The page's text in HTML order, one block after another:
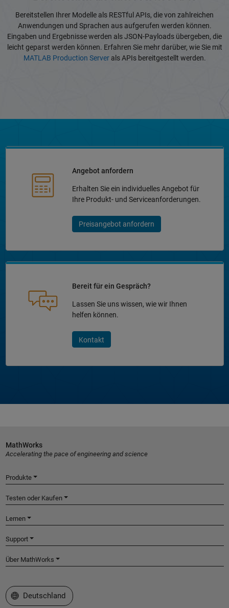
Bereitstellen Ihrer Modelle als RESTful APIs, die von zahlreichen
Anwendungen und Sprachen aus aufgerufen werden können.
Eingaben und Ergebnisse werden als JSON-Payloads übergeben, die
leicht geparst werden können. Erfahren Sie mehr darüber, wie Sie mit
MATLAB Production Serverals APIs bereitgestellt werden.
Angebot anfordern
Erhalten Sie ein individuelles Angebot für
Ihre Produkt- und Serviceanforderungen.
Preisangebot anfordern
Bereit für ein Gespräch?
Lassen Sie uns wissen, wie wir Ihnen
helfen können.
Kontakt
MathWorks
Accelerating the pace of engineering and science
Produkte
Testen oder Kaufen
Lernen
Support
Über MathWorks
Website auswählen
Deutschland